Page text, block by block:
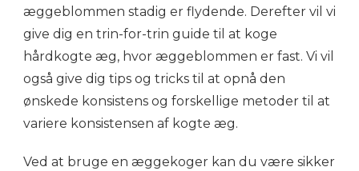
æggeblommen stadig er flydende. Derefter vil vi
give dig en trin-for-trin guide til at koge
hårdkogte æg, hvor æggeblommen er fast. Vi vil
også give dig tips og tricks til at opnå den
ønskede konsistens og forskellige metoder til at
variere konsistensen af kogte æg.
Ved at bruge en æggekoger kan du være sikker